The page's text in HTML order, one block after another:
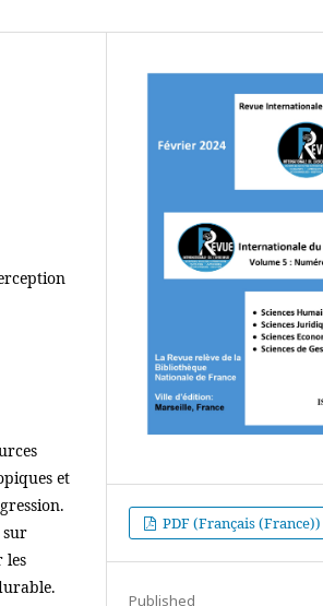
et
sur
les
PDF (Français (France))
Published